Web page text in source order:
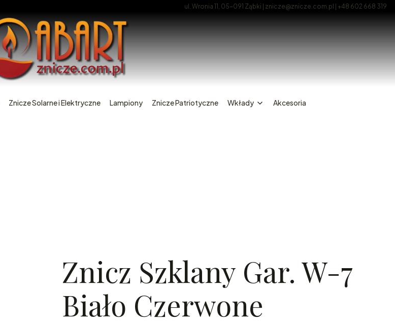
ul. Wronia 11, 05-091 Ząbki | znicze@znicze.com.pl | +48 602 668 319
Znicze Solarne i Elektryczne Lampiony Znicze Patriotyczne Wkłady Akcesoria
Znicz Szklany Gar. W-7
Biało Czerwone